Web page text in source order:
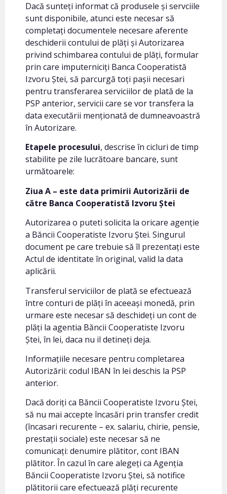
Dacă sunteți informat că produsele și servciile
sunt disponibile, atunci este necesar să
completați documentele necesare aferente
deschiderii contului de plăți și Autorizarea
privind schimbarea contului de plăți, formular
prin care imputerniciți Banca Cooperatistă
Izvoru Ștei, să parcurgă toți pașii necesari
pentru transferarea serviciilor de plată de la
PSP anterior, servicii care se vor transfera la
data executării menționată de dumneavoastră
în Autorizare.
Etapele procesului, descrise în cicluri de timp
stabilite pe zile lucrătoare bancare, sunt
următoarele:
Ziua A – este data primirii Autorizării de
către Banca Cooperatistă Izvoru Ștei
Autorizarea o puteti solicita la oricare agenție
a Băncii Cooperatiste Izvoru Ștei. Singurul
document pe care trebuie să îl prezentați este
Actul de identitate în original, valid la data
aplicării.
Transferul serviciilor de plată se efectuează
între conturi de plăți în aceeași monedă, prin
urmare este necesar să deschideți un cont de
plăți la agentia Băncii Cooperatiste Izvoru
Ștei, în lei, daca nu il detineți deja.
Informațiile necesare pentru completarea
Autorizării: codul IBAN în lei deschis la PSP
anterior.
Dacă doriți ca Băncii Cooperatiste Izvoru Ștei,
să nu mai accepte încasări prin transfer credit
(încasari recurente – ex. salariu, chirie, pensie,
prestații sociale) este necesar să ne
comunicați: denumire plătitor, cont IBAN
plătitor. În cazul în care alegeți ca Agenția
Băncii Cooperatiste Izvoru Ștei, să notifice
plătitorii care efectuează plăți recurente